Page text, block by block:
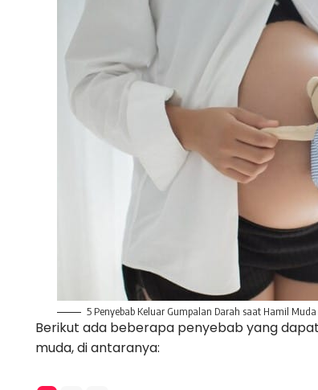
5 Penyebab Keluar Gumpalan Darah saat Hamil Muda
Berikut ada beberapa penyebab yang
muda, di antaranya: